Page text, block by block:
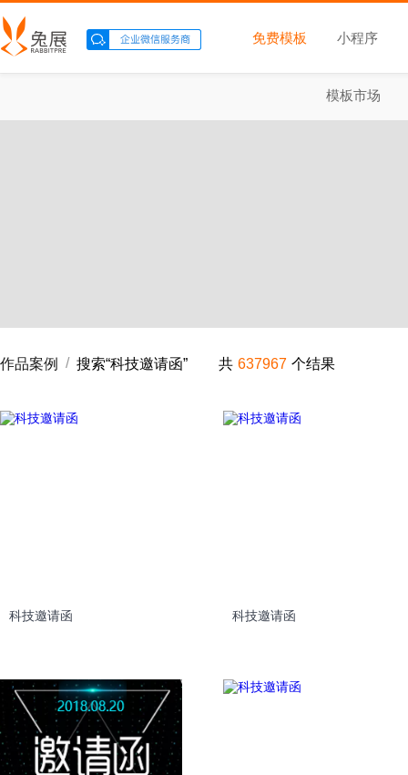
免费模板 小程序
模板市场
作品案例 / 搜索“科技邀请函” 共 637967 个结果
科技邀请函 科技邀请函